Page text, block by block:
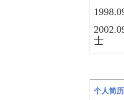
士
个人简历